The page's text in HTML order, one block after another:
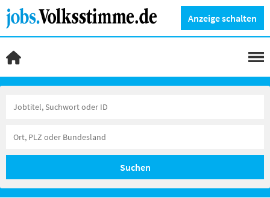
Anzeige schalten
Suchen